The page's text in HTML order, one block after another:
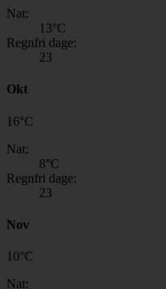
Nat:
13°C
Regnfri dage:
23
Okt
16°C
Nat:
8°C
Regnfri dage:
23
Nov
10°C
Nat: